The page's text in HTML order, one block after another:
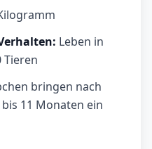
Leben in
Tieren
bringen nach
11 Monaten ein